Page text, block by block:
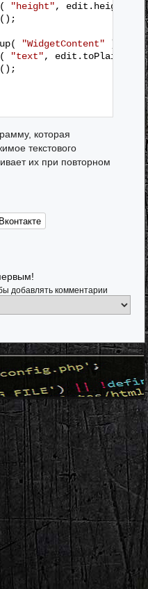
"height", edit.height()
"WidgetContent"
);
"text",
которая
текстового
их при повторном
Вконтакте
добавлять комментарии